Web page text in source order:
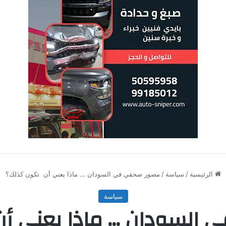
الرئيسية / سياسة / مصور صحفي في السودان … ماذا يعني أن تكون كذلك؟
سياسة